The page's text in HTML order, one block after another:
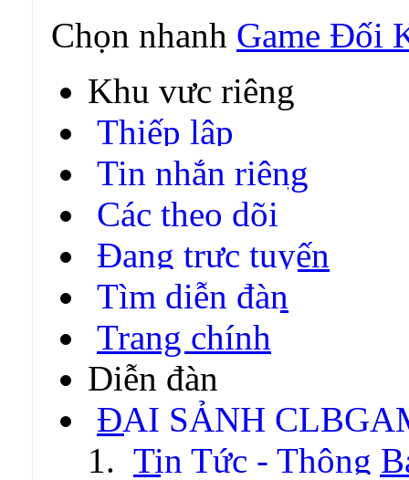
Chọn nhanh Game Đối
Khu vực riêng
Thiếp lập
Tin nhắn riêng
Các theo dõi
Đang trực tuyến
Tìm diễn đàn
Trang chính
Diễn đàn
ĐẠI SẢNH
Tin Tức - Thông